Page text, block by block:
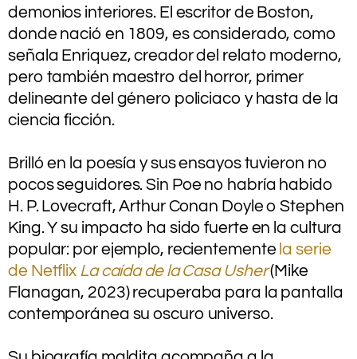
demonios interiores. El escritor de Boston,
donde nació en 1809, es considerado, como
señala Enriquez, creador del relato moderno,
pero también maestro del horror, primer
delineante del género policiaco y hasta de la
ciencia ficción.
Brilló en la poesía y sus ensayos tuvieron no
pocos seguidores. Sin Poe no habría habido
H. P. Lovecraft, Arthur Conan Doyle o Stephen
King. Y su impacto ha sido fuerte en la cultura
popular: por ejemplo, recientemente la serie
de Netflix La caída de la Casa Usher(Mike
Flanagan, 2023) recuperaba para la pantalla
contemporánea su oscuro universo.